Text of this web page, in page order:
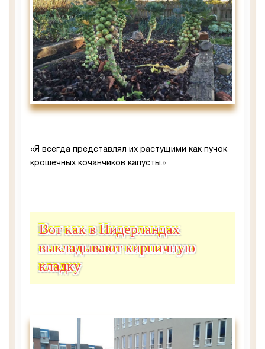
«Я всегда представлял их растущими как пучок
крошечных кочанчиков капусты.»
Вот как в Нидерландах
выкладывают кирпичную
кладку